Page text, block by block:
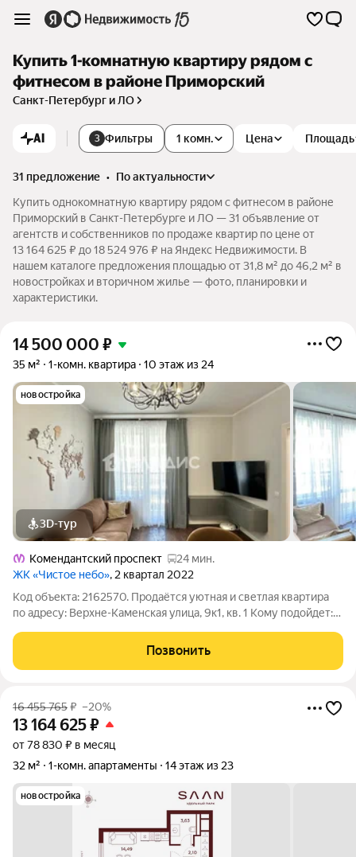
Купить 1-комнатную квартиру рядом с
фитнесом в районе Приморский
Санкт-Петербург и ЛО
AI 3 Фильтры 1 комн. Цена Площадь
31 предложение •
по актуальности
Купить однокомнатную квартиру рядом с фитнесом в районе
Приморский в Санкт-Петербурге и ЛО — 31 объявление от
агентств и собственников по продаже квартир по цене от
13 164 625 ₽ до 18 524 976 ₽ на Яндекс Недвижимости. В
нашем каталоге предложения площадью от 31,8 м² до 46,2 м² в
новостройках и вторичном жилье — фото, планировки и
характеристики.
14 500 000 ₽
35 м² 1-комн. квартира 10 этаж из 24
новостройка
3D-тур
Комендантский проспект
24 мин.
ЖК «Чистое небо», 2 квартал 2022
Код объекта: 2162570. Продаётся уютная и светлая квартира
по адресу: Верхне-Каменская улица, 9к1, кв. 1 Кому подойдет:
Инвестору, как
Позвонить
16 455 765₽ –20%
13 164 625₽
от 78 830 ₽ в месяц
32 м²
1-комн. апартаменты 14 этаж из 23
новостройка